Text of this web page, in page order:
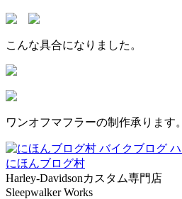
こんな具合になりました。
ワンオフマフラーの制作承ります。
にほんブログ村
Harley-Davidsonカスタム専門店
Sleepwalker Works